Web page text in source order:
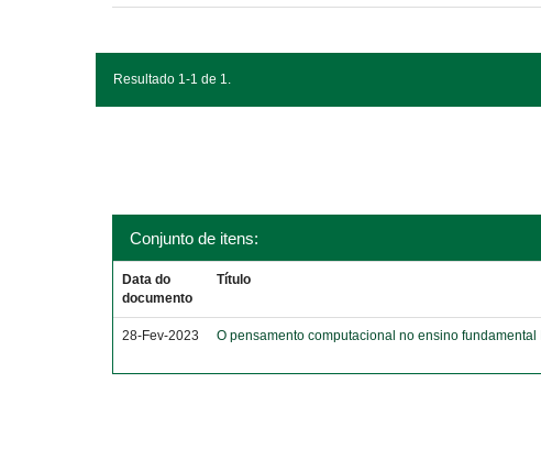
Resultado 1-1 de 1.
Conjunto de itens:
Data do
documento
Título
28-Fev-2023 O pensamento computacional no ensino fundamental II